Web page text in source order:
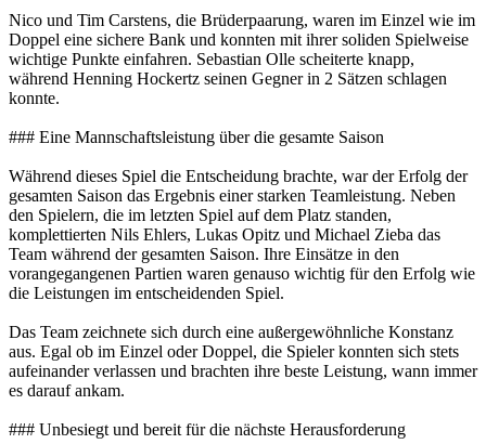
Nico und Tim Carstens, die Brüderpaarung, waren im Einzel wie im
Doppel eine sichere Bank und konnten mit ihrer soliden Spielweise
wichtige Punkte einfahren. Sebastian Olle scheiterte knapp,
während Henning Hockertz seinen Gegner in 2 Sätzen schlagen
konnte.
### Eine Mannschaftsleistung über die gesamte Saison
Während dieses Spiel die Entscheidung brachte, war der Erfolg der
gesamten Saison das Ergebnis einer starken Teamleistung. Neben
den Spielern, die im letzten Spiel auf dem Platz standen,
komplettierten Nils Ehlers, Lukas Opitz und Michael Zieba das
Team während der gesamten Saison. Ihre Einsätze in den
vorangegangenen Partien waren genauso wichtig für den Erfolg wie
die Leistungen im entscheidenden Spiel.
Das Team zeichnete sich durch eine außergewöhnliche Konstanz
aus. Egal ob im Einzel oder Doppel, die Spieler konnten sich stets
aufeinander verlassen und brachten ihre beste Leistung, wann immer
es darauf ankam.
### Unbesiegt und bereit für die nächste Herausforderung